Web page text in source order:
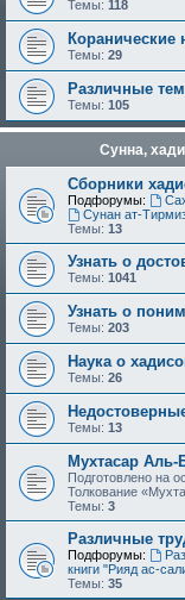
Темы: 118
Коранические
Темы: 29
Различные
Темы: 105
Сунна,
Сборники
Подфорумы:
Сунан ат-
Темы: 13
Узнать о
Темы: 1041
Узнать о
Темы: 203
Наука о
Темы: 26
Темы: 13
Мухтасар Аль-
Подготовлено на
Толкование
Темы: 3
Различные
Подфорумы:
книги "Рияд ас-
Темы: 35